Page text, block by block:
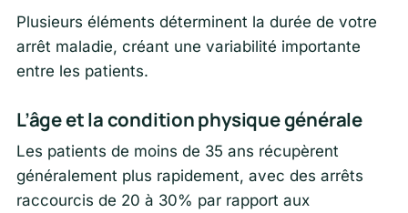
Plusieurs éléments déterminent la durée de votre
arrêt maladie, créant une variabilité importante
entre les patients.
L’âge et la condition physique générale
Les patients de moins de 35 ans récupèrent
généralement plus rapidement, avec des arrêts
raccourcis de 20 à 30% par rapport aux